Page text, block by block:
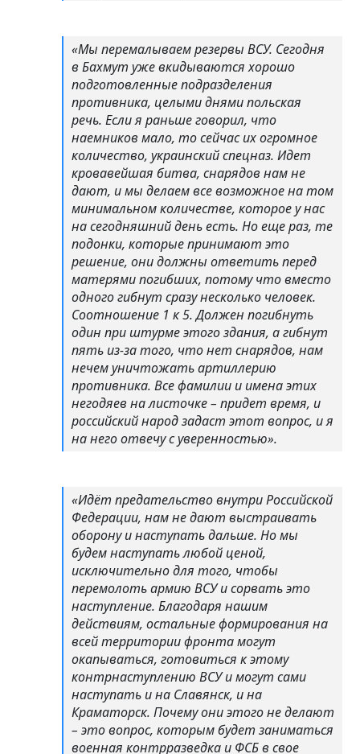
«Мы перемалываем резервы ВСУ. Сегодня
в Бахмут уже вкидываются хорошо
подготовленные подразделения
противника, целыми днями польская
речь. Если я раньше говорил, что
наемников мало, то сейчас их огромное
количество, украинский спецназ. Идет
кровавейшая битва, снарядов нам не
дают, и мы делаем все возможное на том
минимальном количестве, которое у нас
на сегодняшний день есть. Но еще раз, те
подонки, которые принимают это
решение, они должны ответить перед
матерями погибших, потому что вместо
одного гибнут сразу несколько человек.
Соотношение 1 к 5. Должен погибнуть
один при штурме этого здания, а гибнут
пять из-за того, что нет снарядов, нам
нечем уничтожать артиллерию
противника. Все фамилии и имена этих
негодяев на листочке – придет время, и
российский народ задаст этот вопрос, и я
на него отвечу с уверенностью».
«Идёт предательство внутри Российской
Федерации, нам не дают выстраивать
оборону и наступать дальше. Но мы
будем наступать любой ценой,
исключительно для того, чтобы
перемолоть армию ВСУ и сорвать это
наступление. Благодаря нашим
действиям, остальные формирования на
всей территории фронта могут
окапываться, готовиться к этому
контрнаступлению ВСУ и могут сами
наступать и на Славянск, и на
Краматорск. Почему они этого не делают
– это вопрос, которым будет заниматься
военная контрразведка и ФСБ в свое